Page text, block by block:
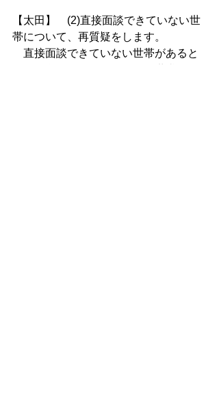
【太田】　(2)直接面談できていない世
帯について、再質疑をします。
直接面談できていない世帯があると